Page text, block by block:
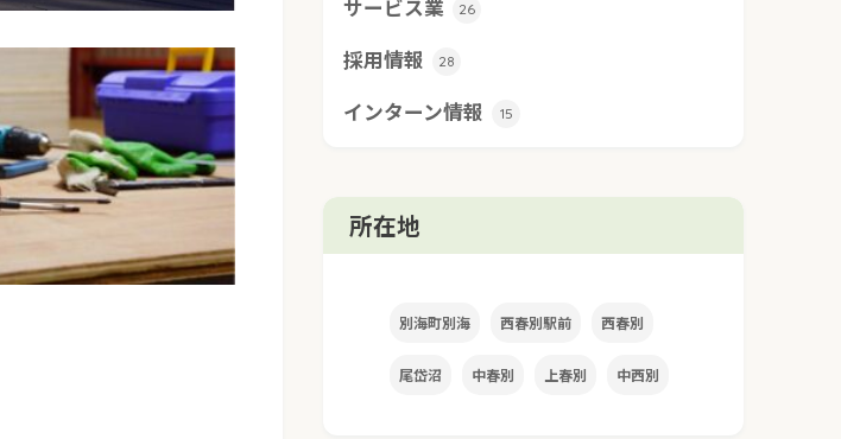
サービス業 26
採用情報 28
インターン情報 15
所在地
別海町別海 西春別駅前 西春別
尾岱沼 中春別 上春別 中西別